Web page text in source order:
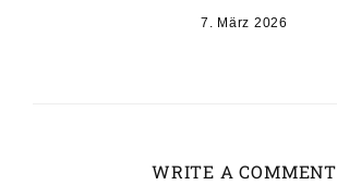
7. März 2026
WRITE A COMMENT